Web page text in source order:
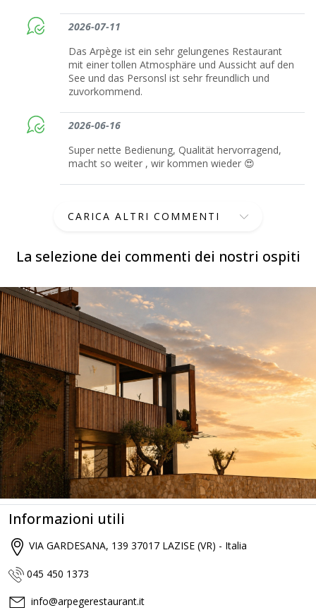
La selezione dei commenti dei nostri ospiti
2026-07-11
Das Arpège ist ein sehr gelungenes Restaurant
mit einer tollen Atmosphäre und Aussicht auf den
See und das Personsl ist sehr freundlich und
zuvorkommend.
2026-06-16
Super nette Bedienung, Qualität hervorragend,
macht so weiter , wir kommen wieder 😍
CARICA ALTRI COMMENTI
Informazioni utili
VIA GARDESANA, 139 37017 LAZISE (VR) - Italia
045 450 1373
info@arpegerestaurant.it